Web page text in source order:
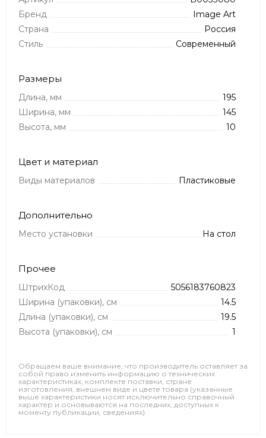
Бренд
Image Art
Страна
Россия
Стиль
Современный
Размеры
Длина, мм
195
Ширина, мм
145
Высота, мм
10
Цвет и материал
Виды материалов Пластиковые
Дополнительно
Место установки На стол
Прочее
ШтрихКод
5056183760823
Ширина (упаковки), см
14.5
Длина (упаковки), см
19.5
Высота (упаковки), см
1
Обращаем ваше внимание, что производитель оставляет за
собой право изменить информацию о технических
характеристиках, комплекте поставки, стране
изготовления, внешнем виде и цвете товара (указанные
выше характеристики носят исключительно справочный
характер и основываются на последних, доступных к
моменту публикации, сведениях).